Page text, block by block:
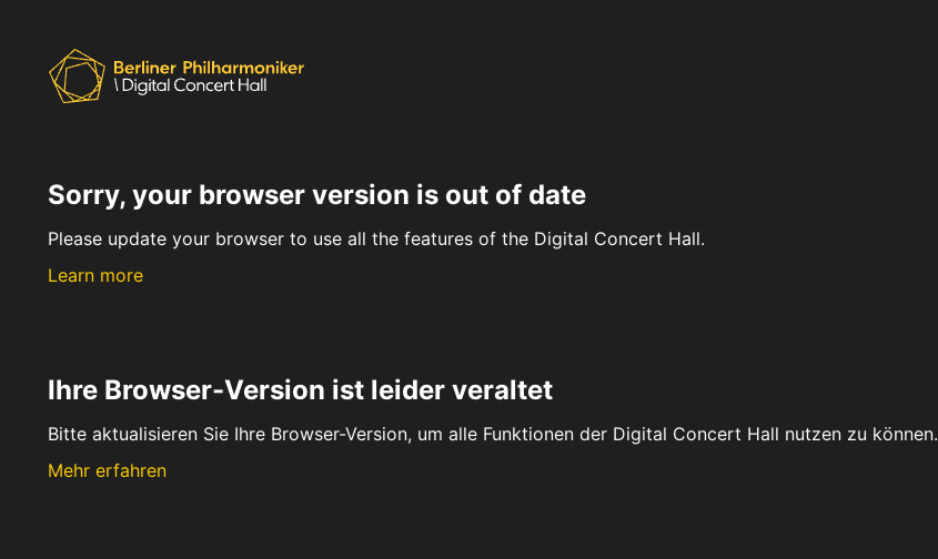
Sorry, your browser version is out of date
Please update your browser to use all the features of the Digital Concert Hall.
Learn more
Ihre Browser-Version ist leider veraltet
Bitte aktualisieren Sie Ihre Browser-Version, um alle Funktionen der Digital Concert Hall nutzen zu können.
Mehr erfahren